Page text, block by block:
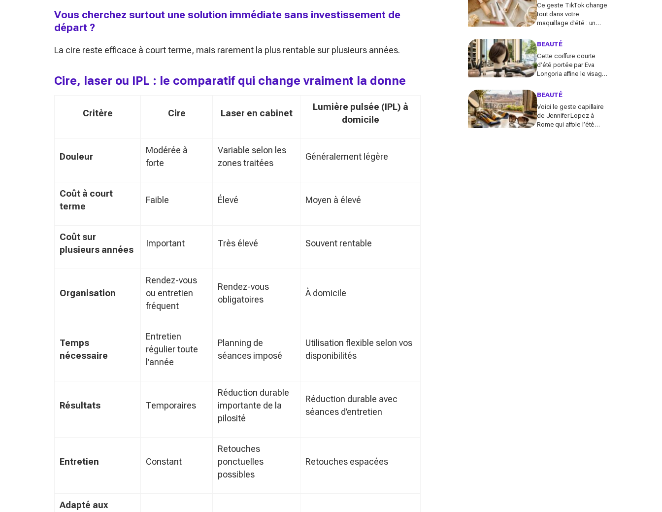
Vous cherchez surtout une solution immédiate sans investissement de
départ ?
La cire reste efficace à court terme, mais rarement la plus rentable sur plusieurs années.
Cire, laser ou IPL : le comparatif qui change vraiment la donne
Critère Cire Laser en cabinet
Lumière pulsée (IPL) à
domicile
Douleur
Modérée à
forte
Variable selon les
zones traitées
Généralement légère
Coût à court
terme
Faible Élevé Moyen à élevé
Coût sur
plusieurs années
Important Très élevé Souvent rentable
Organisation
Rendez-vous
ou entretien
fréquent
Rendez-vous
obligatoires
À domicile
Temps
nécessaire
Entretien
régulier toute
l’année
Planning de
séances imposé
Utilisation flexible selon vos
disponibilités
Résultats Temporaires
Réduction durable
importante de la
pilosité
Réduction durable avec
séances d’entretien
Entretien Constant
Retouches
ponctuelles
possibles
Retouches espacées
Adapté aux
Ce geste TikTok change
tout dans votre
maquillage d'été : un
même sous 30 °C (sans
BEAUTÉ
Cette coiffure courte
d’été portée par Eva
Longoria affine le visage
préviennent, vous allez
BEAUTÉ
Voici le geste capillaire
de Jennifer Lopez à
Rome qui affole l’été